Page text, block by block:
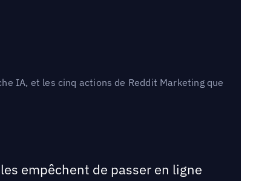
IA, et les cinq actions de Reddit Marketing que
empêchent de passer en ligne